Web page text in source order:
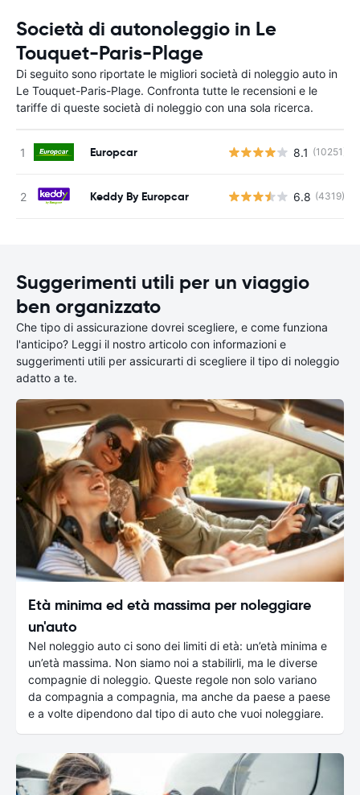
Società di autonoleggio in Le
Touquet-Paris-Plage
Di seguito sono riportate le migliori società di noleggio auto in
Le Touquet-Paris-Plage. Confronta tutte le recensioni e le
tariffe di queste società di noleggio con una sola ricerca.
Europcar 8.1 (10251)
Keddy By Europcar 6.8 (4319)
Suggerimenti utili per un viaggio
ben organizzato
Che tipo di assicurazione dovrei scegliere, e come funziona
l'anticipo? Leggi il nostro articolo con informazioni e
suggerimenti utili per assicurarti di scegliere il tipo di noleggio
adatto a te.
Età minima ed età massima per noleggiare
un'auto
Nel noleggio auto ci sono dei limiti di età: un’età minima e
un’età massima. Non siamo noi a stabilirli, ma le diverse
compagnie di noleggio. Queste regole non solo variano
da compagnia a compagnia, ma anche da paese a paese
e a volte dipendono dal tipo di auto che vuoi noleggiare.